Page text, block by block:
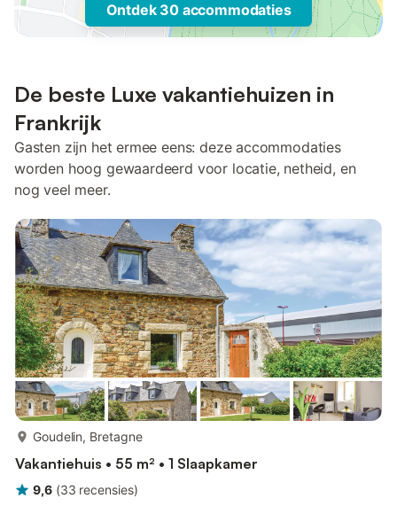
Ontdek 30 accommodaties
De beste Luxe vakantiehuizen in
Frankrijk
Gasten zijn het ermee eens: deze accommodaties
worden hoog gewaardeerd voor locatie, netheid, en
nog veel meer.
Goudelin, Bretagne
Vakantiehuis • 55 m² • 1 Slaapkamer
9,6 (33 recensies)